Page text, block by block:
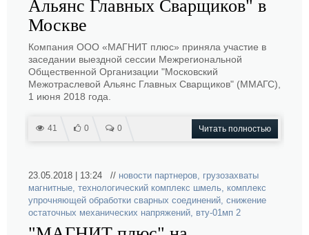
Альянс Главных Сварщиков" в
Москве
Компания ООО «МАГНИТ плюс» приняла участие в
заседании выездной сессии Межрегиональной
Общественной Организации "Московский
Межотраслевой Альянс Главных Сварщиков" (ММАГС),
1 июня 2018 года.
41 0 0 Читать полностью
23.05.2018 | 13:24 // новости партнеров, грузозахваты
магнитные, технологический комплекс шмель, комплекс
упрочняющей обработки сварных соединений, снижение
остаточных механических напряжений, вту-01мп 2